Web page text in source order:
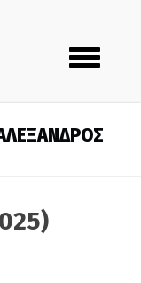
Toggle
navigation